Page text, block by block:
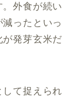
外食が続い
ったといっ
発芽玄米だ
して捉えられ